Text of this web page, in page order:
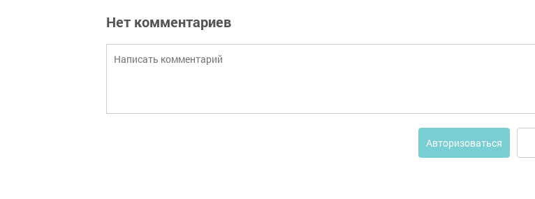
Нет комментариев
Авторизоваться